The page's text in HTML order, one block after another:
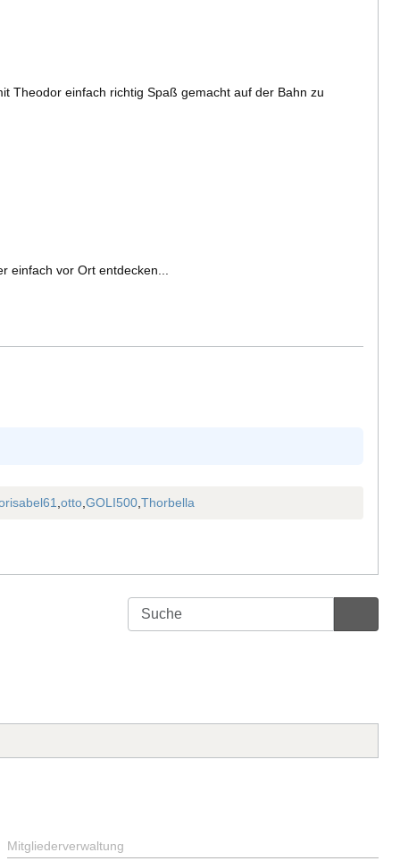
Theodor einfach richtig Spaß gemacht auf der Bahn zu
einfach vor Ort entdecken...
otto, GOLI500, Thorbella
Mitgliederverwaltung